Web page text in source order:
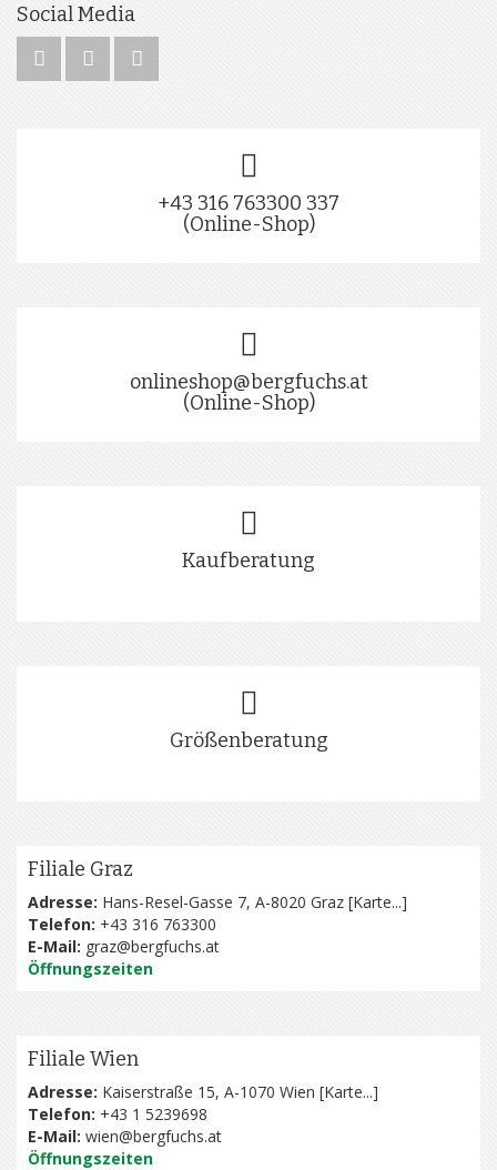
Social Media
+43 316 763300 337
(Online-Shop)
onlineshop@bergfuchs.at
(Online-Shop)
Kaufberatung
Größenberatung
Filiale Graz
Adresse: Hans-Resel-Gasse 7, A-8020 Graz [Karte...]
Telefon: +43 316 763300
E-Mail: graz@bergfuchs.at
Öffnungszeiten
Filiale Wien
Adresse: Kaiserstraße 15, A-1070 Wien [Karte...]
Telefon: +43 1 5239698
E-Mail: wien@bergfuchs.at
Öffnungszeiten